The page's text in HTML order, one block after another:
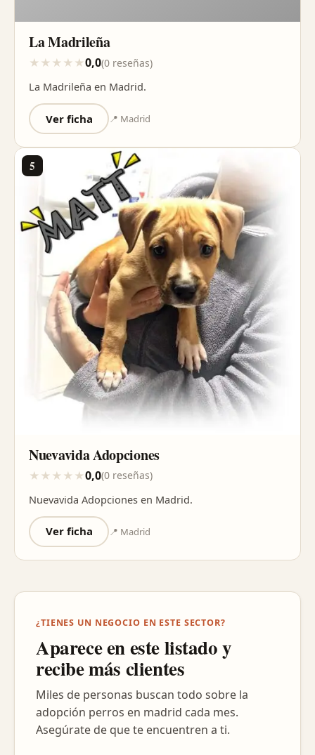
La Madrileña
★ ★ ★ ★ ★0,0(0 reseñas)
La Madrileña en Madrid.
Ver ficha 📍 Madrid
5
Nuevavida Adopciones
★ ★ ★ ★ ★0,0(0 reseñas)
Nuevavida Adopciones en Madrid.
Ver ficha 📍 Madrid
¿TIENES UN NEGOCIO EN ESTE SECTOR?
Aparece en este listado y
recibe más clientes
Miles de personas buscan todo sobre la
adopción perros en madrid cada mes.
Asegúrate de que te encuentren a ti.